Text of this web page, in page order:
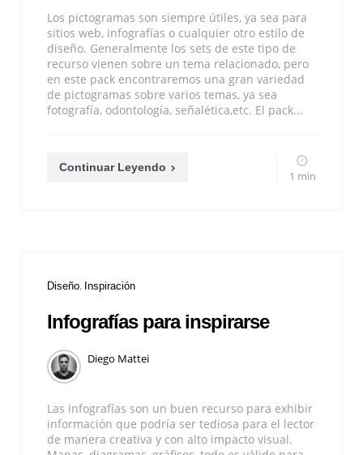
Los pictogramas son siempre útiles, ya sea para
sitios web, infografías o cualquier otro estilo de
diseño. Generalmente los sets de este tipo de
recurso vienen sobre un tema relacionado, pero
en este pack encontraremos una gran variedad
de pictogramas sobre varios temas, ya sea
fotografía, odontología, señalética,etc. El pack...
Continuar Leyendo
1 min
Diseño Inspiración
Infografías para inspirarse
Diego Mattei
Las infografías son un buen recurso para exhibir
información que podría ser tediosa para el lector
de manera creativa y con alto impacto visual.